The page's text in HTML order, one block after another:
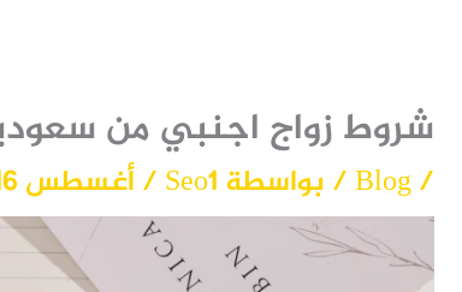
شروط زواج اجنبي من
/
Blog/ بواسطة Seo1
/أغسطس 16, 2025